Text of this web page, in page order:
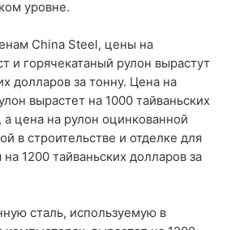
уровне.
China Steel, цены на
и горячекатаный рулон вырастут
долларов за тонну. Цена на
вырастет на 1000 тайваньских
а цена на рулон оцинкованной
в строительстве и отделке для
1200 тайваньских долларов за
сталь, используемую в